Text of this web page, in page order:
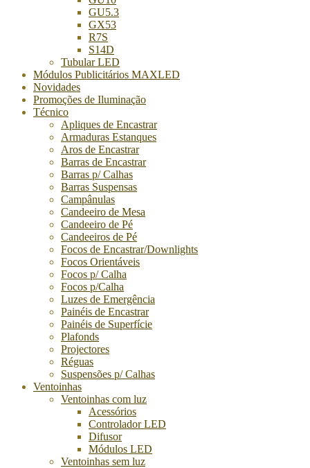
GU5.3
GX53
R7S
S14D
Tubular LED
Módulos Publicitários MAXLED
Novidades
Promoções de Iluminação
Técnico
Apliques de Encastrar
Armaduras Estanques
Aros de Encastrar
Barras de Encastrar
Barras p/ Calhas
Barras Suspensas
Campânulas
Candeeiro de Mesa
Candeeiro de Pé
Candeeiros de Pé
Focos de Encastrar/Downlights
Focos Orientáveis
Focos p/ Calha
Focos p/Calha
Luzes de Emergência
Painéis de Encastrar
Painéis de Superfície
Plafonds
Projectores
Réguas
Suspensões p/ Calhas
Ventoinhas
Ventoinhas com luz
Acessórios
Controlador LED
Difusor
Módulos LED
Ventoinhas sem luz